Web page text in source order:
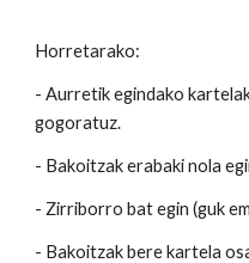
Horretarako:
- Aurretik egindako
gogoratuz.
- Bakoitzak erabaki nola
- Zirriborro bat egin (guk
- Bakoitzak bere kartela